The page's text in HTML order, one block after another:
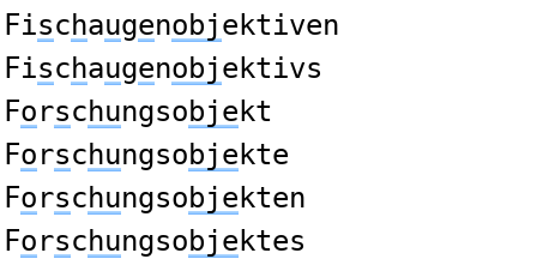
Fischaugenobjektiven
Fischaugenobjektivs
Forschungsobje kt
Forschungsobje kte
Forschungsobje kten
Forschungsobje ktes